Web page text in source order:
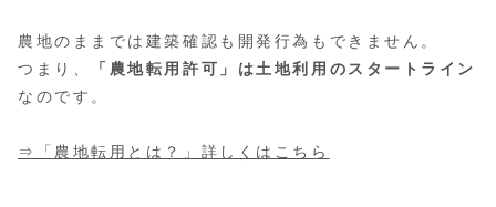
農地のままでは建築確認も開発行為もできません。
つまり、
「農地転用許可」は土地利用のスタートライン
なのです。
⇒「農地転用とは？」詳しくはこちら